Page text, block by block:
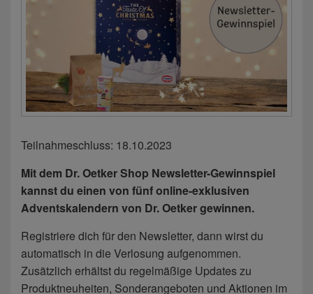
Teilnahmeschluss: 18.10.2023
Mit dem Dr. Oetker Shop Newsletter-Gewinnspiel
kannst du einen von fünf online-exklusiven
Adventskalendern von Dr. Oetker gewinnen.
Registriere dich für den Newsletter, dann wirst du
automatisch in die Verlosung aufgenommen.
Zusätzlich erhältst du regelmäßige Updates zu
Produktneuheiten, Sonderangeboten und Aktionen im